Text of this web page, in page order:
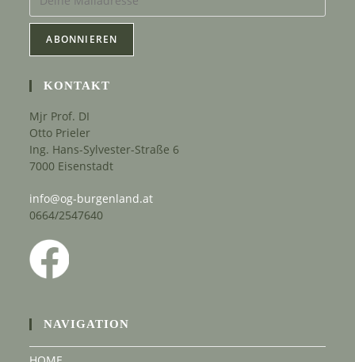
KONTAKT
Mjr Prof. DI
Otto Prieler
Ing. Hans-Sylvester-Straße 6
7000 Eisenstadt
info@og-burgenland.at
0664/2547640
NAVIGATION